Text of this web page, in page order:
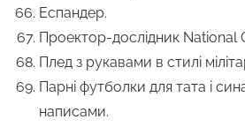
Еспандер.
Проектор-дослідник National
Плед з рукавами в стилі
Парні футболки для тата і
написами.